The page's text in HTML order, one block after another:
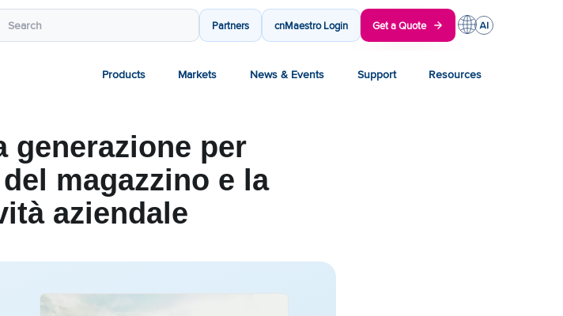
Partners cnMaestro Login Get a Quote
Products Markets News & Events Support Resources
generazione per
magazzino e la
aziendale